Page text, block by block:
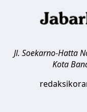
Jl. Soekarno-Hatta
Kota